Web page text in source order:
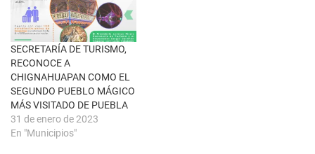
n
t
a
n
a
n
e
v
a
)
SECRETARÍA DE TURISMO,
RECONOCE A
CHIGNAHUAPAN COMO EL
SEGUNDO PUEBLO MÁGICO
MÁS VISITADO DE PUEBLA
31 de enero de 2023
En "Municipios"